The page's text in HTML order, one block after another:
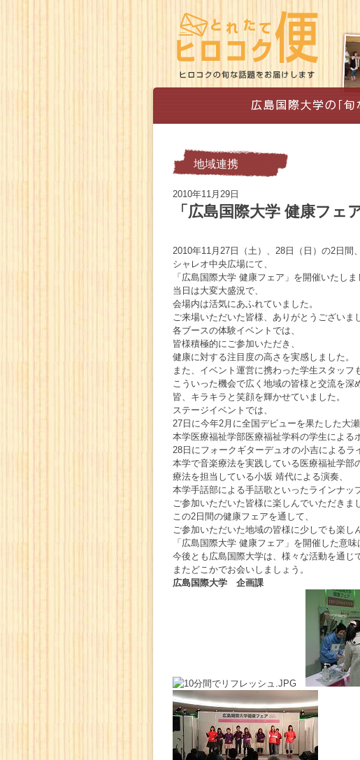
地域連携
2010年11月29日
「広島国際大学 健康フェ
2010年11月27日（土）、28日（日）の2日間、
シャレオ中央広場にて、
「広島国際大学 健康フェア」を開催いたしま
当日は大変大盛況で、
会場内は活気にあふれていました。
ご来場いただいた皆様、ありがとうございま
各ブースの体験イベントでは、
皆様積極的にご参加いただき、
健康に対する注目度の高さを実感しました。
また、イベント運営に携わった学生スタッフ
こういった機会で広く地域の皆様と交流を深
皆、キラキラと笑顔を輝かせていました。
ステージイベントでは、
27日に今年2月に全国デビューを果たした大
本学医療福祉学部医療福祉学科の学生による
28日にフォークギターデュオの小吉によるラ
本学で音楽療法を実践している医療福祉学
療法を担当している小坂 靖代による演奏、
本学手話部による手話歌といったラインナッ
ご参加いただいた皆様に楽しんでいただきま
この2日間の健康フェアを通して、
ご参加いただいた地域の皆様に少しでも楽し
「広島国際大学 健康フェア」を開催した意
今後とも広島国際大学は、様々な活動を通じ
またどこかでお会いしましょう。
広島国際大学 企画課